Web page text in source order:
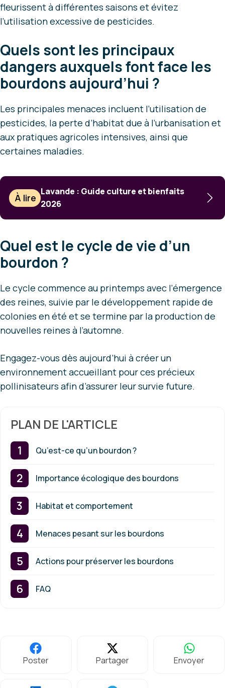
fleurissent à différentes saisons et évitez
l’utilisation excessive de pesticides.
Quels sont les principaux
dangers auxquels font face les
bourdons aujourd’hui ?
Les principales menaces incluent l’utilisation de
pesticides, la perte d’habitat due à l’urbanisation et
aux pratiques agricoles intensives, ainsi que
certaines maladies.
À lire
Lavande : Guide culture et bienfaits
2026
Quel est le cycle de vie d’un
bourdon ?
Le cycle commence au printemps avec l’émergence
des reines, suivie par le développement rapide de
colonies en été et se termine par la production de
nouvelles reines à l’automne.
Engagez-vous dès aujourd’hui à créer un
environnement accueillant pour ces précieux
pollinisateurs afin d’assurer leur survie future.
PLAN DE L'ARTICLE
Qu’est-ce qu’un bourdon ?
Importance écologique des bourdons
Habitat et comportement
Menaces pesant sur les bourdons
Actions pour préserver les bourdons
FAQ
Poster Partager Envoyer